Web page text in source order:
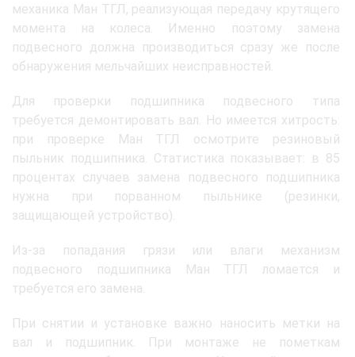
механика Ман ТГЛ, реализующая передачу крутящего
момента на колеса. Именно поэтому замена
подвесного должна производиться сразу же после
обнаружения мельчайших неисправностей.
Для проверки подшипника подвесного типа
требуется демонтировать вал. Но имеется хитрость:
при проверке Ман ТГЛ осмотрите резиновый
пыльник подшипника. Статистика показывает: в 85
процентах случаев замена подвесного подшипника
нужна при порванном пыльнике (резинки,
защищающей устройство).
Из-за попадания грязи или влаги механизм
подвесного подшипника Ман ТГЛ ломается и
требуется его замена.
При снятии и установке важно наносить метки на
вал и подшипник. При монтаже не пометкам